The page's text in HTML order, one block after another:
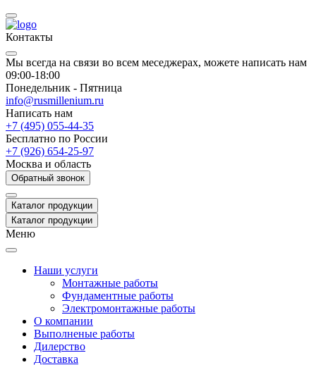
Контакты
Мы всегда на связи во всем меседжерах, можете написать нам
09:00-18:00
Понедельник - Пятница
info@rusmillenium.ru
Написать нам
+7 (495) 055-44-35
Бесплатно по России
+7 (926) 654-25-97
Москва и область
Обратный звонок
Каталог продукции
Каталог продукции
Меню
Наши услуги
Монтажные работы
Фундаментные работы
Электромонтажные работы
О компании
Выполненые работы
Дилерство
Доставка